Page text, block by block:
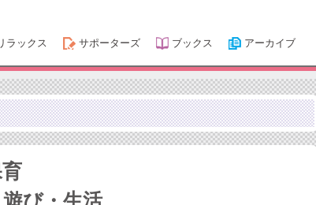
ラックス サポーターズ ブックス アーカイブ
び・生活